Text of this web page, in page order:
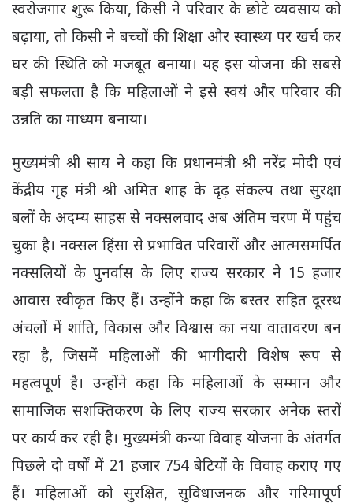
स्वरोजगार शुरू किया, किसी ने परिवार के छोटे व्यवसाय को
बढ़ाया, तो किसी ने बच्चों की शिक्षा और स्वास्थ्य पर खर्च कर
घर की स्थिति को मजबूत बनाया। यह इस योजना की सबसे
बड़ी सफलता है कि महिलाओं ने इसे स्वयं और परिवार की
उन्नति का माध्यम बनाया।
मुख्यमंत्री श्री साय ने कहा कि प्रधानमंत्री श्री नरेंद्र मोदी एवं
केंद्रीय गृह मंत्री श्री अमित शाह के दृढ़ संकल्प तथा सुरक्षा
बलों के अदम्य साहस से नक्सलवाद अब अंतिम चरण में पहुंच
चुका है। नक्सल हिंसा से प्रभावित परिवारों और आत्मसमर्पित
नक्सलियों के पुनर्वास के लिए राज्य सरकार ने 15 हजार
आवास स्वीकृत किए हैं। उन्होंने कहा कि बस्तर सहित दूरस्थ
अंचलों में शांति, विकास और विश्वास का नया वातावरण बन
रहा है, जिसमें महिलाओं की भागीदारी विशेष रूप से
महत्वपूर्ण है। उन्होंने कहा कि महिलाओं के सम्मान और
सामाजिक सशक्तिकरण के लिए राज्य सरकार अनेक स्तरों
पर कार्य कर रही है। मुख्यमंत्री कन्या विवाह योजना के अंतर्गत
पिछले दो वर्षों में 21 हजार 754 बेटियों के विवाह कराए गए
हैं। महिलाओं को सुरक्षित, सुविधाजनक और गरिमापूर्ण